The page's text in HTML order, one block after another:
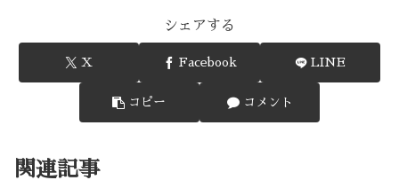
シェアする
X Facebook LINE
コピー コメント
関連記事